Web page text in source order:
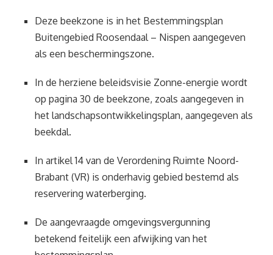
Deze beekzone is in het Bestemmingsplan
Buitengebied Roosendaal – Nispen aangegeven
als een beschermingszone.
In de herziene beleidsvisie Zonne-energie wordt
op pagina 30 de beekzone, zoals aangegeven in
het landschapsontwikkelingsplan, aangegeven als
beekdal.
In artikel 14 van de Verordening Ruimte Noord-
Brabant (VR) is onderhavig gebied bestemd als
reservering waterberging.
De aangevraagde omgevingsvergunning
betekend feitelijk een afwijking van het